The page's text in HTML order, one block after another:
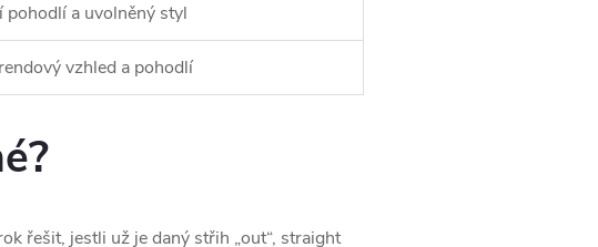
pohodlí a uvolněný styl
vzhled a pohodlí
řešit, jestli už je daný střih „out“, straight